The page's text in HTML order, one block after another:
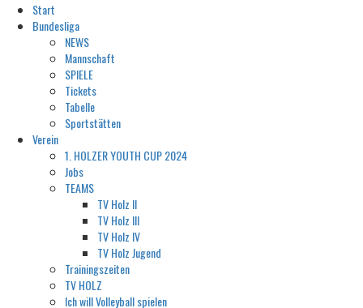
Start
Bundesliga
NEWS
Mannschaft
SPIELE
Tickets
Tabelle
Sportstätten
Verein
1. HOLZER YOUTH CUP 2024
Jobs
TEAMS
TV Holz II
TV Holz III
TV Holz IV
TV Holz Jugend
Trainingszeiten
TV HOLZ
Ich will Volleyball spielen